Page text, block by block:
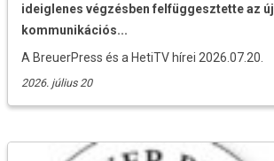
ideiglenes végzésben felfüggesztette az új
kommunikációs...
A BreuerPress és a HetiTV hírei 2026.07.20.
2026. július 20